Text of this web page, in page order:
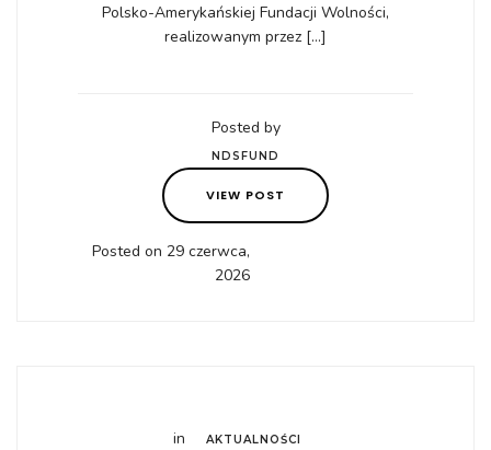
Polsko-Amerykańskiej Fundacji Wolności,
realizowanym przez […]
Posted by
NDSFUND
VIEW POST
Posted on 29 czerwca,
2026
in AKTUALNOŚCI